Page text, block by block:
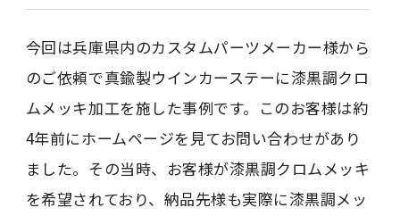
今回は兵庫県内のカスタムパーツメーカー様から
のご依頼で真鍮製ウインカーステーに漆黒調クロ
ムメッキ加工を施した事例です。このお客様は約
4年前にホームページを見てお問い合わせがあり
ました。その当時、お客様が漆黒調クロムメッキ
を希望されており、納品先様も実際に漆黒調メッ